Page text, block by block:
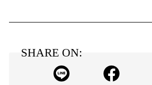
SHARE ON: